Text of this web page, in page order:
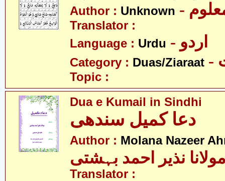
Author : Unknown معلوم
Translator :
Language : Urdu - اردو
Category : Duas/Ziaraat
Topic :
Dua e Kumail in Sindhi
دعا کمیل سندھی
Author : Molana Nazeer
نذیر احمد بہشتی
Translator :